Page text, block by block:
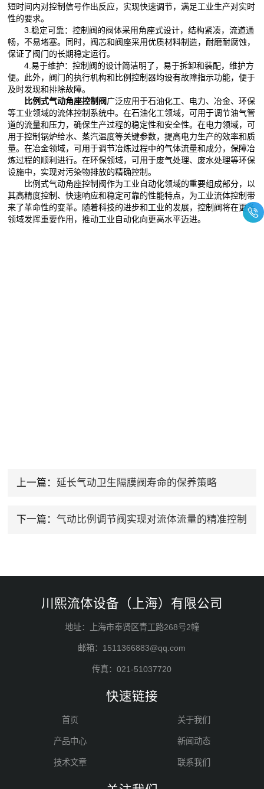
短时间内对控制信号作出反应，实现快速调节，满足工业生产对实时
性的要求。
3.稳定可靠：控制阀的阀体采用角座式设计，结构紧凑，流道通
畅，不易堵塞。同时，阀芯和阀座采用优质材料制造，耐磨耐腐蚀，
保证了阀门的长期稳定运行。
4.易于维护：控制阀的设计简洁明了，易于拆卸和装配，维护方
便。此外，阀门的执行机构和比例控制器均设有故障指示功能，便于
及时发现和排除故障。
比例式气动角座控制阀广泛应用于石油化工、电力、冶金、环保
等工业领域的流体控制系统中。在石油化工领域，可用于调节油气管
道的流量和压力，确保生产过程的稳定性和安全性。在电力领域，可
用于控制锅炉给水、蒸汽温度等关键参数，提高电力生产的效率和质
量。在冶金领域，可用于调节冶炼过程中的气体流量和成分，保障冶
炼过程的顺利进行。在环保领域，可用于废气处理、废水处理等环保
设施中，实现对污染物排放的精确控制。
比例式气动角座控制阀作为工业自动化领域的重要组成部分，以
其高精度控制、快速响应和稳定可靠的性能特点，为工业流体控制带
来了革命性的变革。随着科技的进步和工业的发展，控制阀将在更多
领域发挥重要作用，推动工业自动化向更高水平迈进。
上一篇： 延长气动卫生隔膜阀寿命的保养策略
下一篇： 气动比例调节阀实现对流体流量的精准控制
川熙流体设备（上海）有限公司
地址：上海市奉贤区青工路268号2幢
邮箱：1511366883@qq.com
传真：021-51037720
快速链接
首页 关于我们
产品中心 新闻动态
技术文章 联系我们